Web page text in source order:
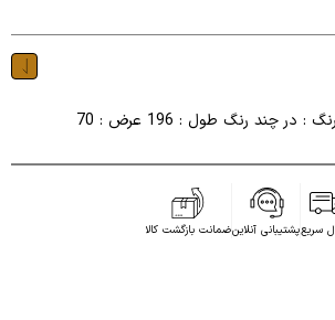
چند رنگ طول : 196 عرض : 70
سریعپشتیبانی آنلاینضمانت بازگشت کالا